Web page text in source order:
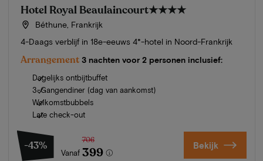
Hotel Royal Beaulaincourt★★★★
Béthune, Frankrijk
4-Daags verblijf in 18e-eeuws 4*-hotel in Noord-Frankrijk
Arrangement 3 nachten voor 2 personen inclusief:
Dagelijks ontbijtbuffet
3-Gangendiner (dag van aankomst)
Welkomstbubbels
Late check-out
-43%
Vanaf
706
399 Bekijk